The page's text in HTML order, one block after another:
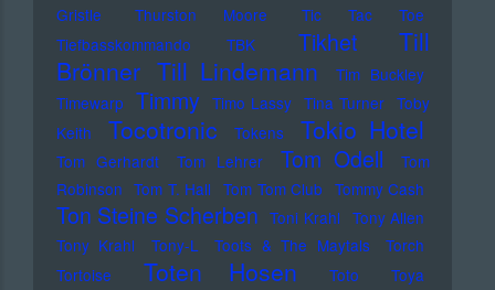
Gristle
Thurston Moore
Tic Tac Toe
Tiefbasskommando TBK
Tikhet
Till
Brönner Till Lindemann
Tim Buckley
Timewarp Timmy Timo Lassy Tina Turner Toby
Keith
Tocotronic Tokens Tokio Hotel
Tom Gerhardt Tom Lehrer Tom Odell
Tom
Robinson Tom T. Hall Tom Tom Club Tommy Cash
Ton Steine Scherben Toni Krahl Tony Allen
Tony Krahl
Tony-L Toots & The Maytals
Torch
Tortoise
Toten Hosen Toto
Toya